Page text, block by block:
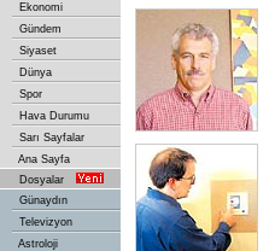
Ekonomi
Gündem
Siyaset
Dünya
Spor
Hava Durumu
Sarı Sayfalar
Ana Sayfa
Dosyalar
Günaydın
Televizyon
Astroloji